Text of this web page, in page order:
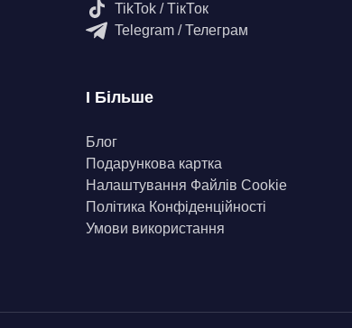
TikTok / ТікТок
Telegram / Телеграм
І Більше
Блог
Подарункова картка
Налаштування Файлів Сookie
Політика Конфіденційності
Умови використання